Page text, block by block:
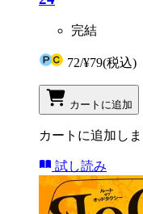
完結
72/¥79(税込)
カートに追加
カートに追加し
試し読み